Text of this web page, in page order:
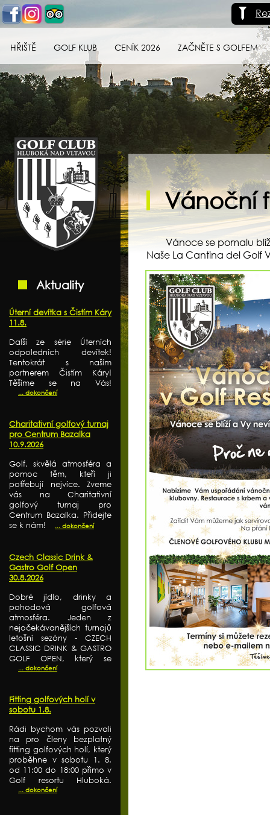
HŘIŠTĚ GOLF KLUB CENÍK 2026 ZAČNĚTE S GOLFEM
Golf klub Hluboká
nad Vltavou
Aktuality
Úterní devítka s Čistím Káry
11.8.
Další ze série Úterních
odpoledních devítek!
Tentokrát s naším
partnerem Čistím Káry!
Těšíme se na Vás!
... dokončení
Charitativní golfový turnaj
pro Centrum Bazalka
10.9.2026
Golf, skvělá atmosféra a
pomoc těm, kteří ji
potřebují nejvíce. Zveme
vás na Charitativní
golfový turnaj pro
Centrum Bazalka. Přidejte
se k nám!
... dokončení
Czech Classic Drink &
Gastro Golf Open
30.8.2026
Dobré jídlo, drinky a
pohodová golfová
atmosféra. Jeden z
nejočekávanějších turnajů
letošní sezóny - CZECH
CLASSIC DRINK & GASTRO
GOLF OPEN, který se
... dokončení
Fitting golfových holí v
sobotu 1.8.
Rádi bychom vás pozvali
na pro členy bezplatný
fitting golfových holí, který
proběhne v sobotu 1. 8.
od 11:00 do 18:00 přímo v
Golf resortu Hluboká.
... dokončení
Vánoční
Vánoce se pomalu
Naše La Cantina del Golf